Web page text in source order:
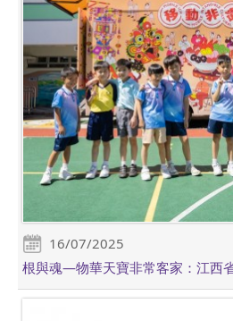
16/07/2025
根與魂—物華天寶非常客家：江西